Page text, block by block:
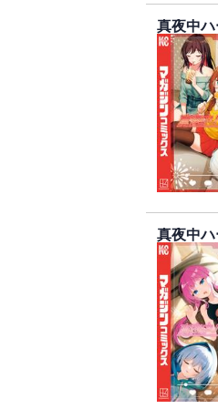
真夜中ハ
真夜中ハ